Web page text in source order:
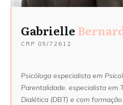
Gabrielle
CRP 05/72612
Psicóloga especialista em
Parentalidade. especialista em
Dialética (DBT) e com